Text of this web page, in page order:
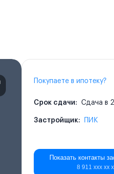
Покупаете в ипотеку?
Срок сдачи: Сдача в
Застройщик: ПИК
Показать контакты
8 911 ххх хх